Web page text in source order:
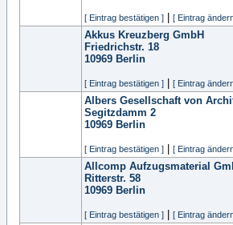
[ Eintrag bestätigen ] [ Eintrag
Akkus Kreuzberg GmbH
Friedrichstr. 18
10969 Berlin
[ Eintrag bestätigen ] [ Eintrag
Albers Gesellschaft von
Segitzdamm 2
10969 Berlin
[ Eintrag bestätigen ] [ Eintrag
Allcomp Aufzugsmaterial
Ritterstr. 58
10969 Berlin
[ Eintrag bestätigen ] [ Eintrag